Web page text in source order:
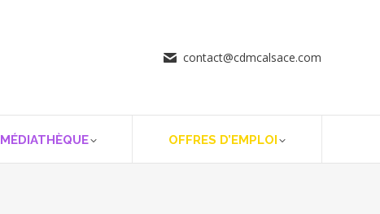
contact@cdmcalsace.com
MÉDIATHÈQUE OFFRES D’EMPLOI